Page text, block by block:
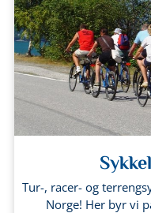
Tur-, racer- og
Norge! Her byr vi